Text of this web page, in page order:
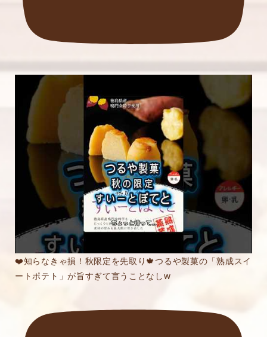
❤️知らなきゃ損！秋限定を先取り🍁つるや製菓の「熟成スイ
ートポテト」が旨すぎて言うことなしw